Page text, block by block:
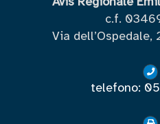
c.f.
Via
telefono: